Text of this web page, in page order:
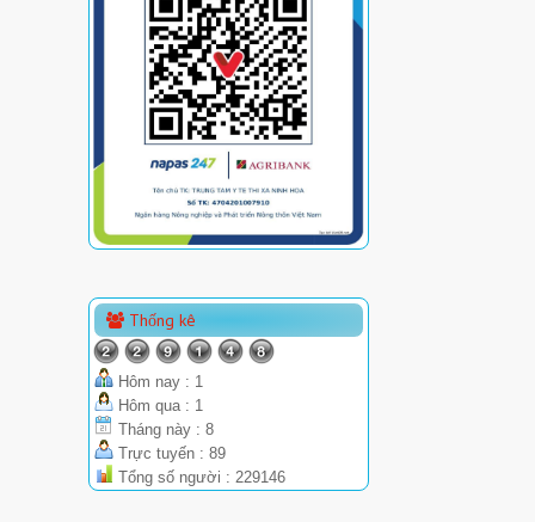
Thống kê
Hôm nay : 1
Hôm qua : 1
Tháng này : 8
Trực tuyến : 89
Tổng số người : 229146